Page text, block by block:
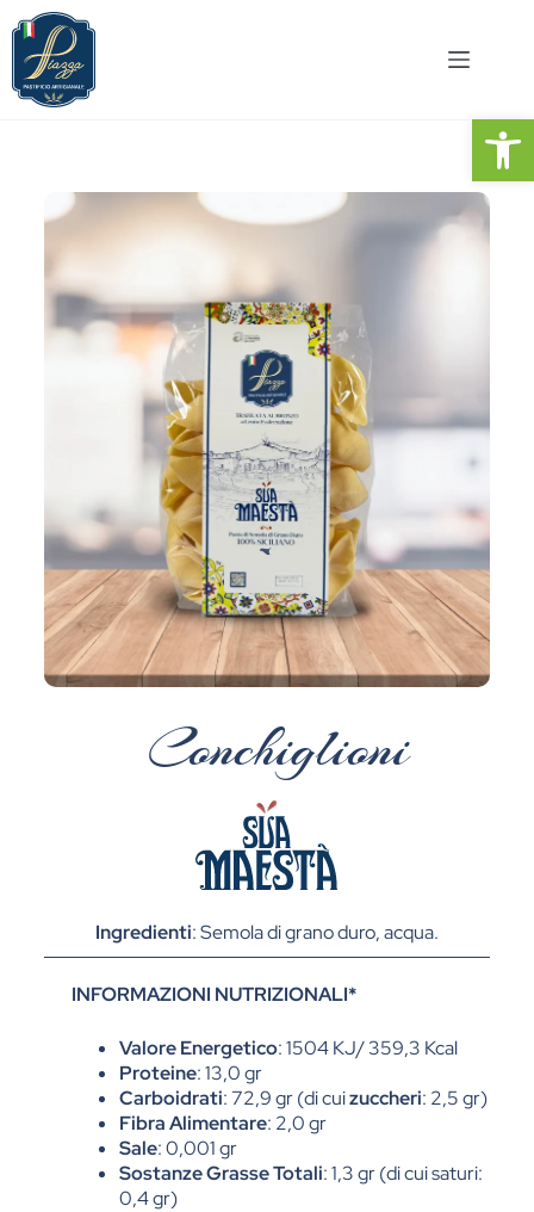
Apri la barra degli strumenti
Conchiglioni
Ingredienti: Semola di grano duro, acqua.
INFORMAZIONI NUTRIZIONALI*
Valore Energetico: 1504 KJ/ 359,3 Kcal
Proteine: 13,0 gr
Carboidrati: 72,9 gr (di cuizuccheri: 2,5 gr)
Fibra Alimentare: 2,0 gr
Sale: 0,001 gr
Sostanze Grasse Totali: 1,3 gr (di cui saturi:
0,4 gr)